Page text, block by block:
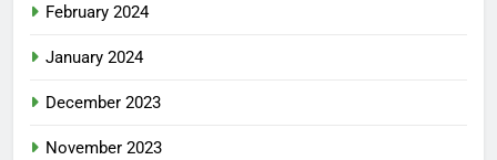
February 2024
January 2024
December 2023
November 2023